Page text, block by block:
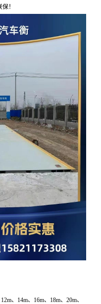
！
、14m、16m、18m、20m、